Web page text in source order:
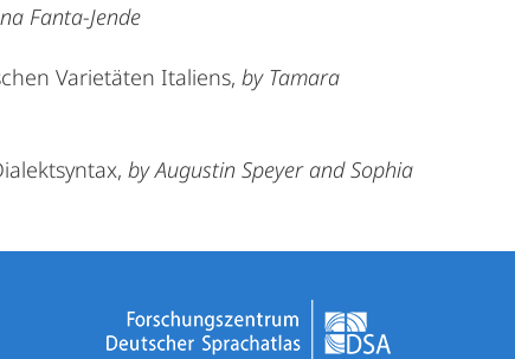
Fanta-Jende
Varietäten Italiens, by Tamara
by Augustin Speyer and Sophia